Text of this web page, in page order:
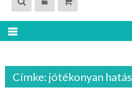
Címke: jótékonyan hatás